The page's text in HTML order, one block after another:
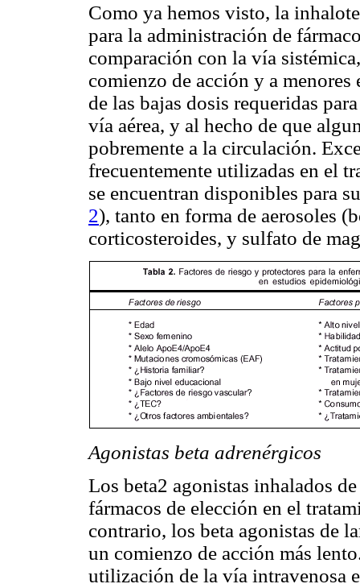
Como ya hemos visto, la
para la administración de
comparación con la vía
comienzo de acción y a
de las bajas dosis requeridas
vía aérea, y al hecho de que
pobremente a la circulación.
frecuentemente utilizadas en el
se encuentran disponibles para
2), tanto en forma de aerosoles
corticosteroides, y sulfato de
Agonistas beta adrenérgicos
Los beta2 agonistas inhalados
fármacos de elección en el
contrario, los beta agonistas de
un comienzo de acción más
utilización de la vía intravenosa